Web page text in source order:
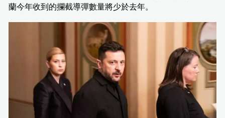
蘭今年收到的攔截導彈數量將少於去年。